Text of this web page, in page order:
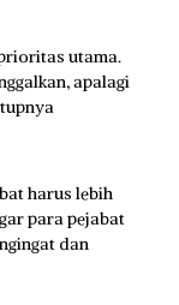
utama.
apalagi
harus lebih
para pejabat
dan